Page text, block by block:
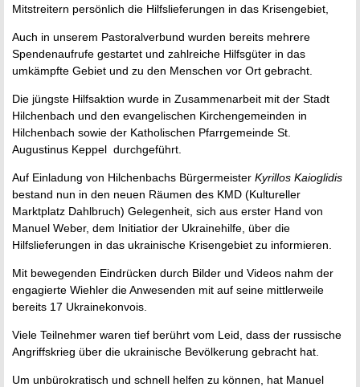
Mitstreitern persönlich die Hilfslieferungen in das Krisengebiet,
Auch in unserem Pastoralverbund wurden bereits mehrere
Spendenaufrufe gestartet und zahlreiche Hilfsgüter in das
umkämpfte Gebiet und zu den Menschen vor Ort gebracht.
Die jüngste Hilfsaktion wurde in Zusammenarbeit mit der Stadt
Hilchenbach und den evangelischen Kirchengemeinden in
Hilchenbach sowie der Katholischen Pfarrgemeinde St.
Augustinus Keppel durchgeführt.
Auf Einladung von Hilchenbachs Bürgermeister Kyrillos Kaioglidis
bestand nun in den neuen Räumen des KMD (Kultureller
Marktplatz Dahlbruch) Gelegenheit, sich aus erster Hand von
Manuel Weber, dem Initiatior der Ukrainehilfe, über die
Hilfslieferungen in das ukrainische Krisengebiet zu informieren.
Mit bewegenden Eindrücken durch Bilder und Videos nahm der
engagierte Wiehler die Anwesenden mit auf seine mittlerweile
bereits 17 Ukrainekonvois.
Viele Teilnehmer waren tief berührt vom Leid, dass der russische
Angriffskrieg über die ukrainische Bevölkerung gebracht hat.
Um unbürokratisch und schnell helfen zu können, hat Manuel